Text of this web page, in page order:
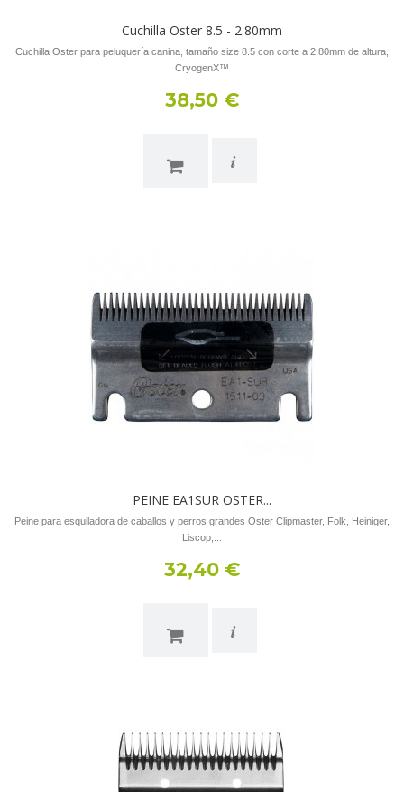
Cuchilla Oster 8.5 - 2.80mm
Cuchilla Oster para peluquería canina, tamaño size 8.5 con corte a 2,80mm de altura,
CryogenX™
38,50 €
i
PEINE EA1SUR OSTER...
Peine para esquiladora de caballos y perros grandes Oster Clipmaster, Folk, Heiniger,
Liscop,...
32,40 €
i